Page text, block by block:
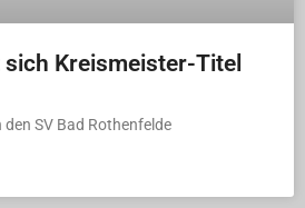
Kreismeister-Titel
SV Bad Rothenfelde